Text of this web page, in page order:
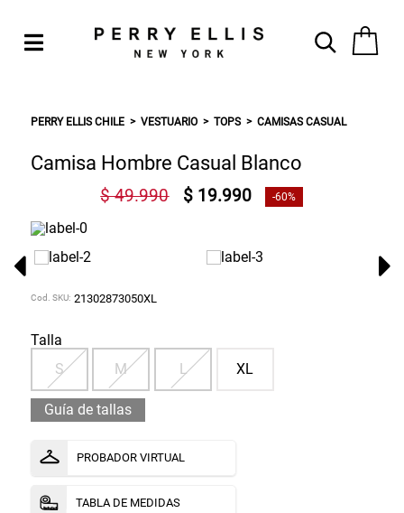
PERRY ELLIS CHILE VESTUARIO TOPS CAMISAS CASUAL
Camisa Hombre Casual Blanco
$ 49.990 $ 19.990 -60%
Cod. SKU: 21302873050XL
Talla
S
M L XL
Guía de tallas
PROBADOR VIRTUAL
TABLA DE MEDIDAS